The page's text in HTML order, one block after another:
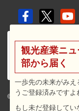
© 2026 travel voice.
観光産業ニ
部から届く
一歩先の未来がみえ
うご登録済みですよ
もし未だ登録してい